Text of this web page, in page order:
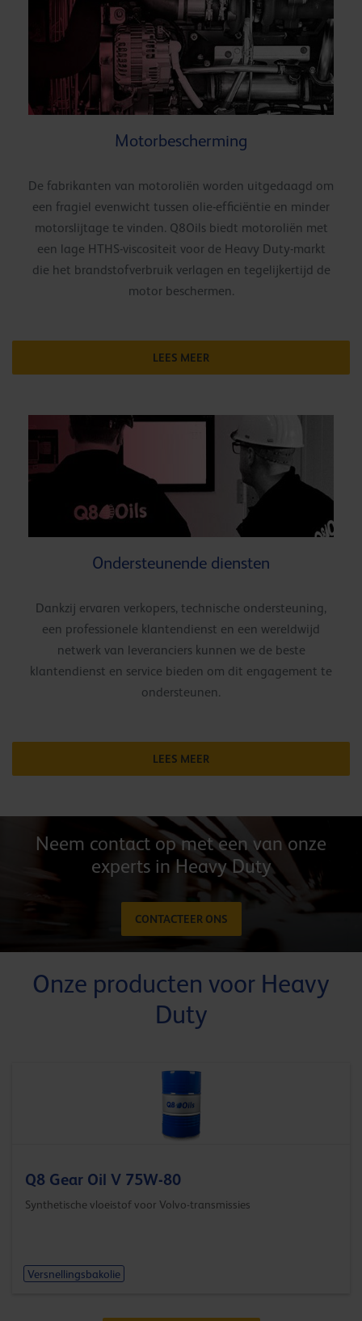
Motorbescherming
De fabrikanten van motoroliën worden uitgedaagd om
een fragiel evenwicht tussen olie-efficiëntie en minder
motorslijtage te vinden. Q8Oils biedt motoroliën met
een lage HTHS-viscositeit voor de Heavy Duty-markt
die het brandstofverbruik verlagen en tegelijkertijd de
motor beschermen.
LEES MEER
Ondersteunende diensten
Dankzij ervaren verkopers, technische ondersteuning,
een professionele klantendienst en een wereldwijd
netwerk van leveranciers kunnen we de beste
klantendienst en service bieden om dit engagement te
ondersteunen.
LEES MEER
Neem contact op met een van onze
experts in Heavy Duty
CONTACTEER ONS
Onze producten voor Heavy
Duty
Q8 Gear Oil V 75W-80
Synthetische vloeistof voor Volvo-transmissies
Versnellingsbakolie